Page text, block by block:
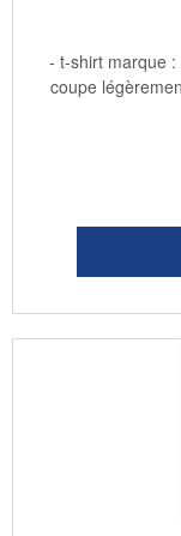
- t-shirt marque
coupe